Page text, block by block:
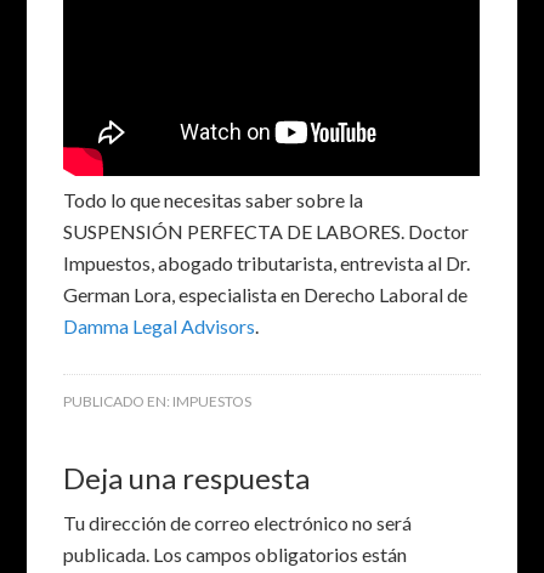
Todo lo que necesitas saber sobre la
SUSPENSIÓN PERFECTA DE LABORES. Doctor
Impuestos, abogado tributarista, entrevista al Dr.
German Lora, especialista en Derecho Laboral de
Damma Legal Advisors.
PUBLICADO EN: IMPUESTOS
Deja una respuesta
Tu dirección de correo electrónico no será
publicada. Los campos obligatorios están